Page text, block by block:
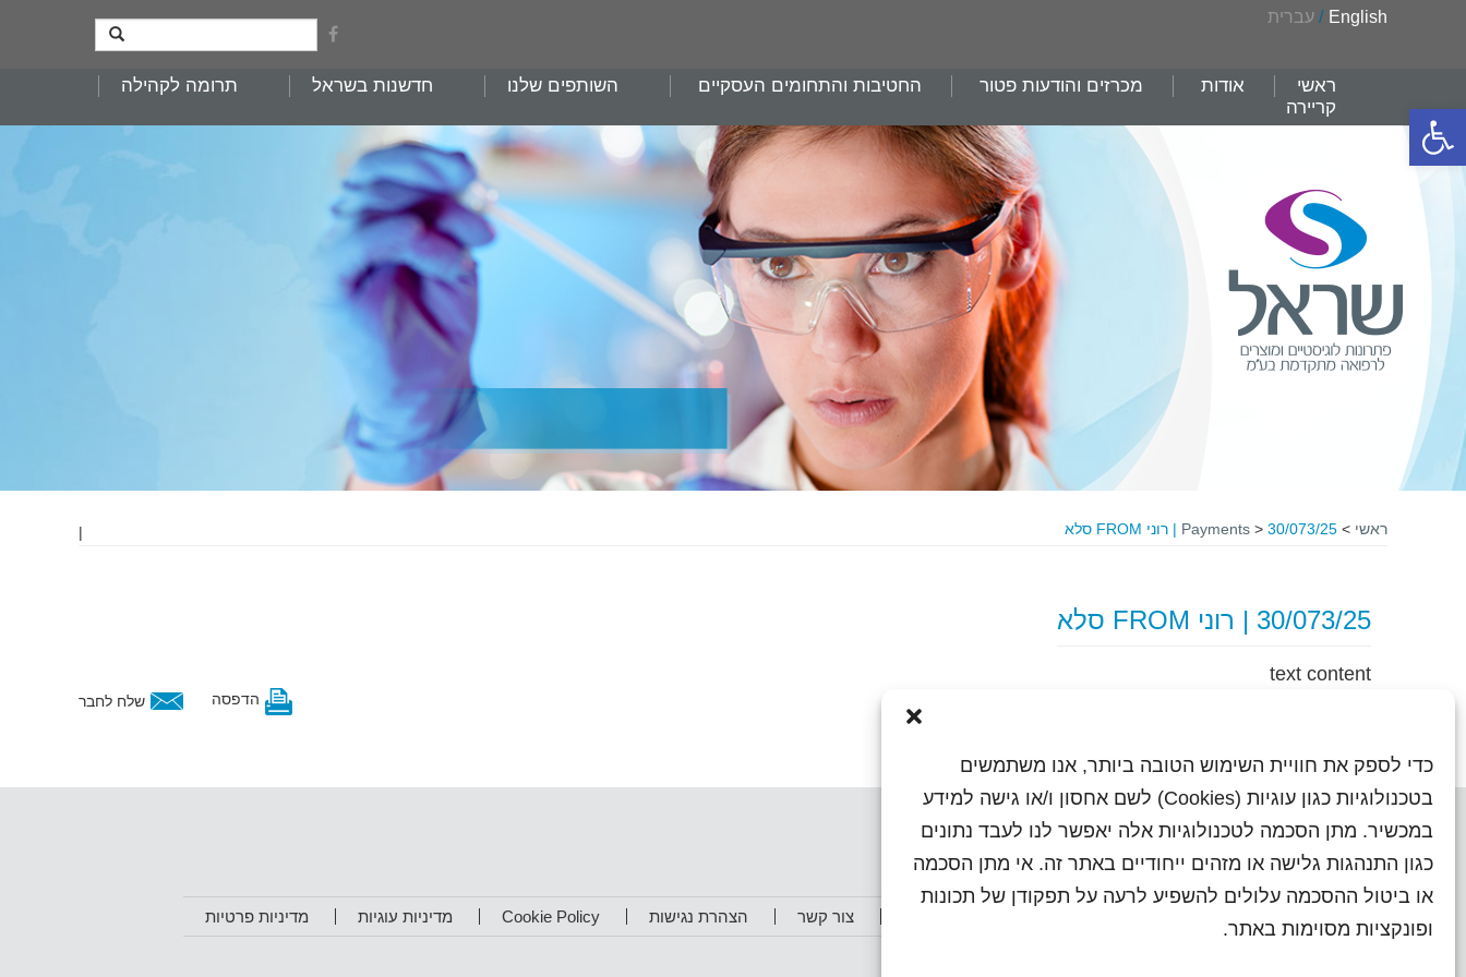
פתח סרגל נגישות
כדי לספק את חוויית השימוש הטובה ביותר, אנו משתמשים
בטכנולוגיות כגון עוגיות (Cookies) לשם אחסון ו/או גישה למידע
במכשיר. מתן הסכמה לטכנולוגיות אלה יאפשר לנו לעבד נתונים
כגון התנהגות גלישה או מזהים ייחודיים באתר זה. אי מתן הסכמה
או ביטול ההסכמה עלולים להשפיע לרעה על תפקודן של תכונות
ופונקציות מסוימות באתר.
English
/ עברית
ראשי אודות מכרזים והודעות פטור החטיבות והתחומים העסקיים השותפים שלנו חדשנות בשראל
תרומה לקהילה
קריירה
ראשי >
Payments > 30/073/25 | רוני FROM סלא |
30/073/25 | רוני FROM סלא
text content
שלח לחבר הדפסה
צור קשר הצהרת נגישות Cookie Policy מדיניות עוגיות מדיניות פרטיות